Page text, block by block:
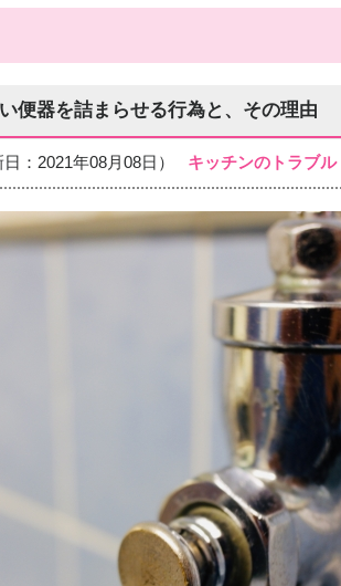
便器を詰まらせる行為と、その理由
日：2021年08月08日） キッチンのトラブル